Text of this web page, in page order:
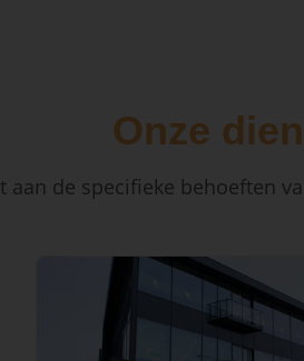
Onze
aan de specifieke behoeften